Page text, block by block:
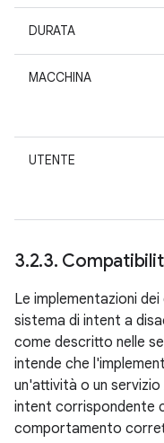
DURATA
MACCHINA
UTENTE
3.2.3.
Le implementazioni
sistema di intent a
come descritto nelle
intende che
un'attività o un
intent corrispondente
comportamento